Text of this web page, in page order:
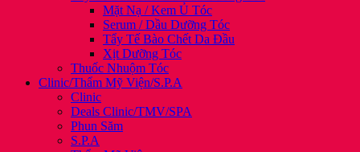
Mặt Nạ / Kem Ủ Tóc
Serum / Dầu Dưỡng Tóc
Tẩy Tế Bào Chết Da Đầu
Xịt Dưỡng Tóc
Thuốc Nhuộm Tóc
Clinic/Thẩm Mỹ Viện/S.P.A
Clinic
Deals Clinic/TMV/SPA
Phun Săm
S.P.A